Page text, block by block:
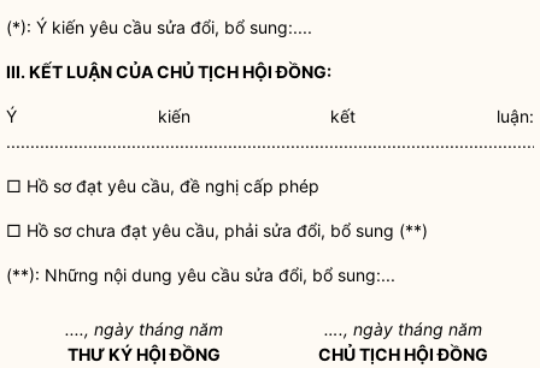
(*): Ý kiến yêu cầu sửa đổi, bổ sung:....
III. KẾT LUẬN CỦA CHỦ TỊCH HỘI ĐỒNG:
Ý kiến kết luận:
□ Hồ sơ đạt yêu cầu, đề nghị cấp phép
□ Hồ sơ chưa đạt yêu cầu, phải sửa đổi, bổ sung (**)
(**): Những nội dung yêu cầu sửa đổi, bổ sung:...
...., ngày thángnăm
THƯ KÝ HỘI ĐỒNG
…., ngày thángnăm
CHỦ TỊCH HỘI ĐỒNG